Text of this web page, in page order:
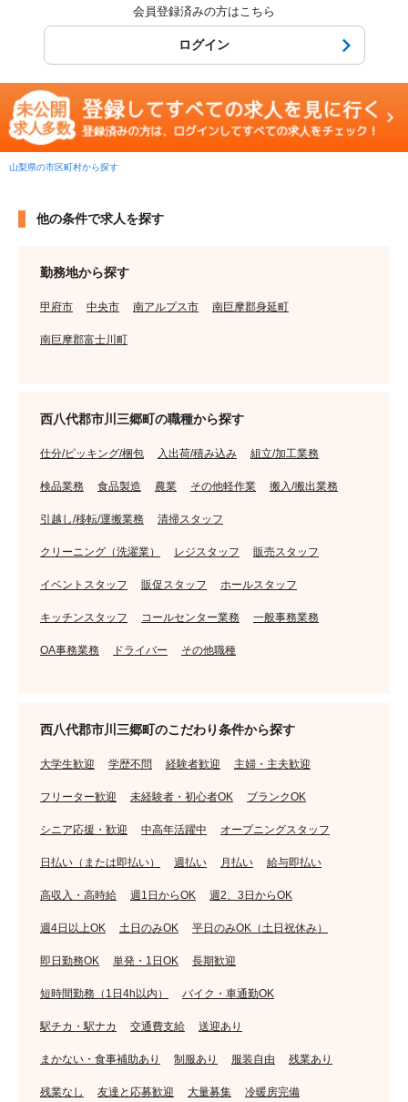
会員登録済みの方はこちら
ログイン
山梨県の市区町村から探す
他の条件で求人を探す
勤務地から探す
甲府市 中央市 南アルプス市 南巨摩郡身延町
南巨摩郡富士川町
西八代郡市川三郷町の職種から探す
仕分/ピッキング/梱包 入出荷/積み込み 組立/加工業務
検品業務 食品製造 農業 その他軽作業 搬入/搬出業務
引越し/移転/運搬業務 清掃スタッフ
クリーニング（洗濯業） レジスタッフ 販売スタッフ
イベントスタッフ 販促スタッフ ホールスタッフ
キッチンスタッフ コールセンター業務 一般事務業務
OA事務業務 ドライバー その他職種
西八代郡市川三郷町のこだわり条件から探す
大学生歓迎 学歴不問 経験者歓迎 主婦・主夫歓迎
フリーター歓迎 未経験者・初心者OK ブランクOK
シニア応援・歓迎 中高年活躍中 オープニングスタッフ
日払い（または即払い） 週払い 月払い 給与即払い
高収入・高時給 週1日からOK 週2、3日からOK
週4日以上OK 土日のみOK 平日のみOK（土日祝休み）
即日勤務OK 単発・1日OK 長期歓迎
短時間勤務（1日4h以内） バイク・車通勤OK
駅チカ・駅ナカ 交通費支給 送迎あり
まかない・食事補助あり 制服あり 服装自由 残業あり
残業なし 友達と応募歓迎 大量募集 冷暖房完備